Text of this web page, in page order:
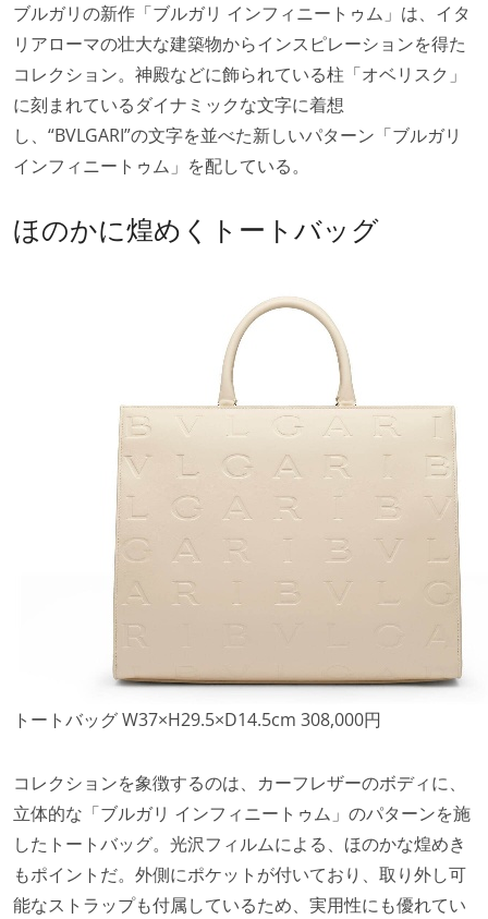
ブルガリの新作「ブルガリ インフィニートゥム」は、イタ
リアローマの壮大な建築物からインスピレーションを得た
コレクション。神殿などに飾られている柱「オベリスク」
に刻まれているダイナミックな文字に着想
し、“BVLGARI”の文字を並べた新しいパターン「ブルガリ
インフィニートゥム」を配している。
ほのかに煌めくトートバッグ
トートバッグ W37×H29.5×D14.5cm 308,000円
コレクションを象徴するのは、カーフレザーのボディに、
立体的な「ブルガリ インフィニートゥム」のパターンを施
したトートバッグ。光沢フィルムによる、ほのかな煌めき
もポイントだ。外側にポケットが付いており、取り外し可
能なストラップも付属しているため、実用性にも優れてい